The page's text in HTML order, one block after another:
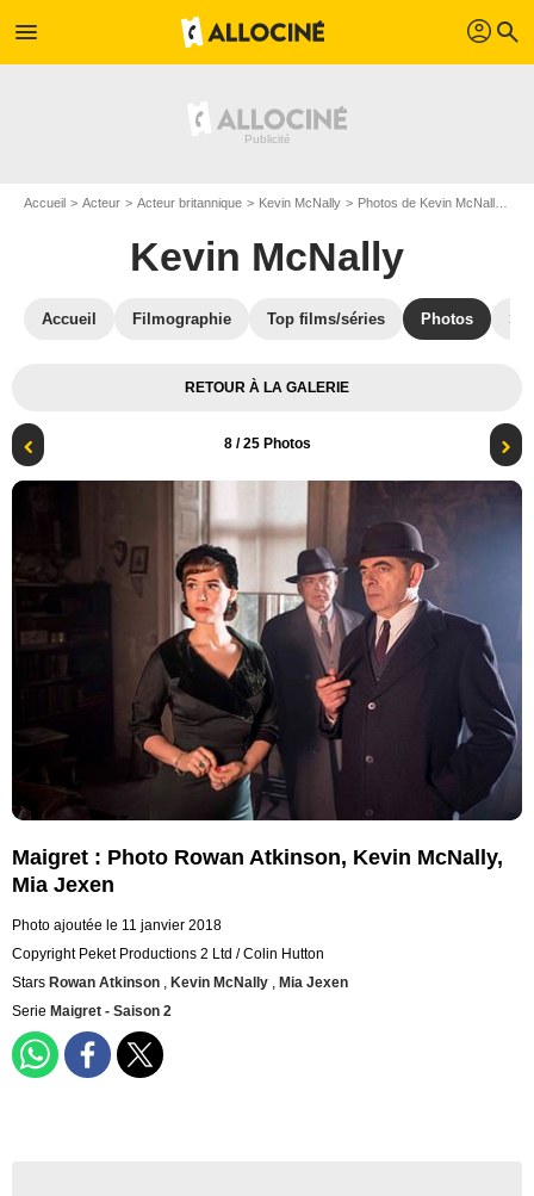
menu profil search
Accueil Acteur Acteur britannique Kevin McNally Photos de Kevin McNally
Kevin McNally
Accueil Filmographie Top films/séries Photos
RETOUR À LA GALERIE
8/ 25 Photos
Maigret : Photo Rowan Atkinson, Kevin McNally,
Mia Jexen
Photo ajoutée le 11 janvier 2018
Copyright Peket Productions 2 Ltd / Colin Hutton
Stars Rowan Atkinson , Kevin McNally , Mia Jexen
Serie Maigret - Saison 2